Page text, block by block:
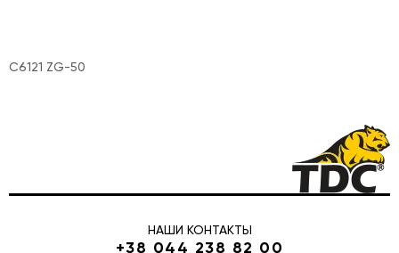
C6121 ZG-50
НАШИ КОНТАКТЫ
+38 044 238 82 00